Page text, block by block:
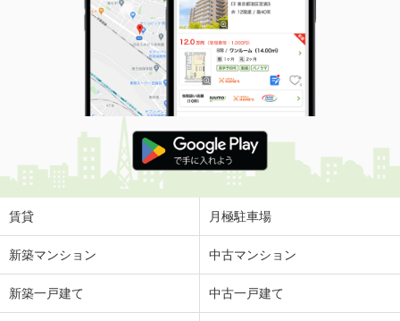
価 格
2,299万円
住 所
岐阜県大垣市室村町４丁目
専有面積 82.94m²
間取り
3LDK
岐阜県岐阜市三田洞東１
価 格
60万円
住 所
岐阜県岐阜市三田洞東１
専有面積
岐阜県岐阜市茜部中島２丁目
1,370万円
賃貸 月極駐車場
新築マンション 中古マンション
新築一戸建て 中古一戸建て